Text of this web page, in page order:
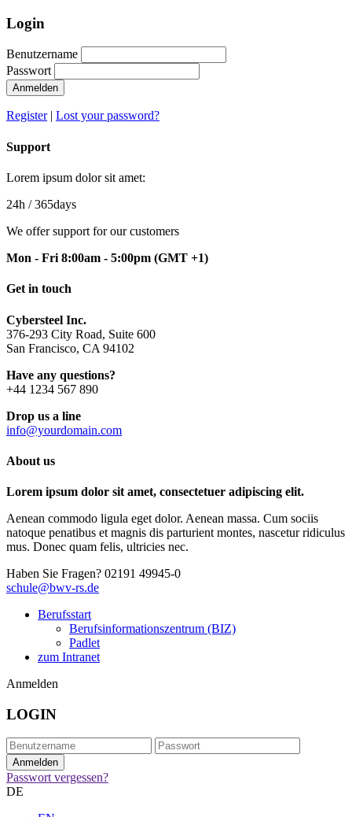
Login
Benutzername
Passwort
Anmelden
Register| Lost your password?
Support
Lorem ipsum dolor sit amet:
24h / 365days
We offer support for our customers
Mon - Fri 8:00am - 5:00pm (GMT +1)
Get in touch
Cybersteel Inc.
376-293 City Road, Suite 600
San Francisco, CA 94102
Have any questions?
+44 1234 567 890
Drop us a line
info@yourdomain.com
About us
Lorem ipsum dolor sit amet, consectetuer adipiscing elit.
Aenean commodo ligula eget dolor. Aenean massa. Cum sociis
natoque penatibus et magnis dis parturient montes, nascetur ridiculus
mus. Donec quam felis, ultricies nec.
Haben Sie Fragen? 02191 49945-0
schule@bwv-rs.de
Berufsstart
Berufsinformationszentrum (BIZ)
Padlet
zum Intranet
Anmelden
LOGIN
Passwort vergessen?
DE